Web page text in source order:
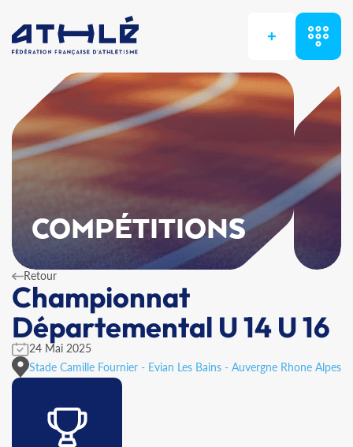
+
COMPÉTITIONS
Retour
Championnat
Départemental U 14 U 16
24 Mai 2025
Stade Camille Fournier - Evian Les Bains - Auvergne Rhone Alpes